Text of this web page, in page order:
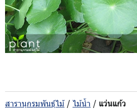
สารานุกรมพันธุ์ไม้/ ไม้น้ำ / แว่นแก้ว